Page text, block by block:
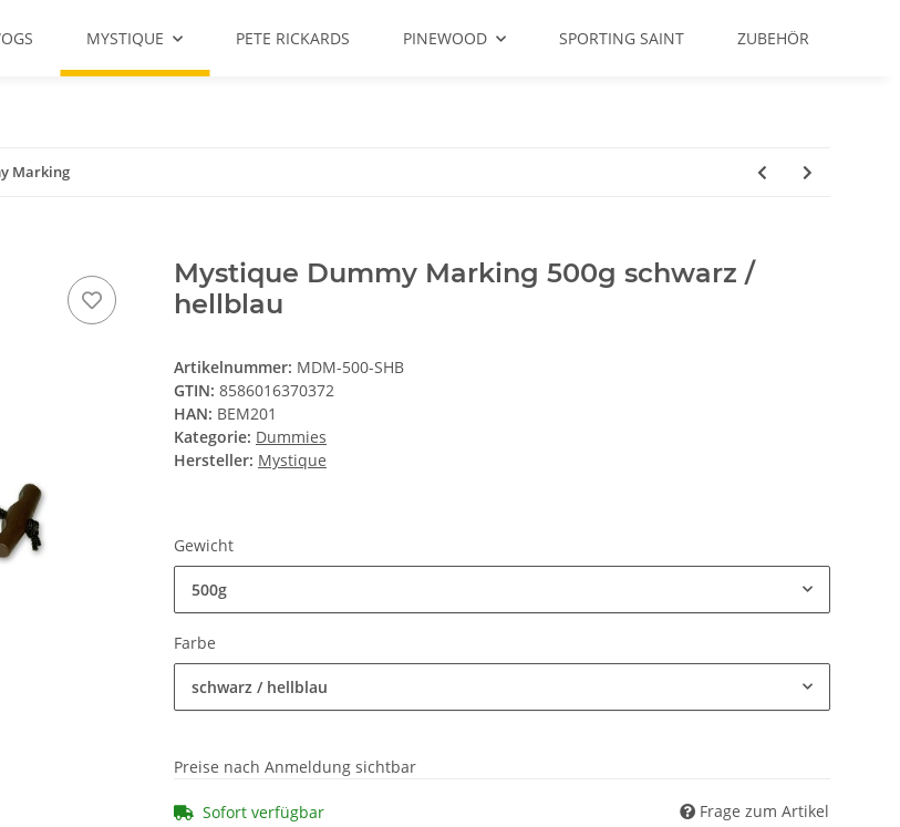
MYSTIQUE PETE RICKARDS PINEWOOD SPORTING SAINT ZUBEHÖR
Marking
Mystique Dummy Marking 500g schwarz /
hellblau
Artikelnummer: MDM-500-SHB
GTIN: 8586016370372
HAN: BEM201
Kategorie: Dummies
Hersteller: Mystique
Gewicht
500g
Farbe
schwarz / hellblau
Preise nach Anmeldung sichtbar
Sofort verfügbar Frage zum Artikel